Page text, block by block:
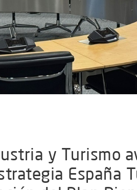
y Turismo
España